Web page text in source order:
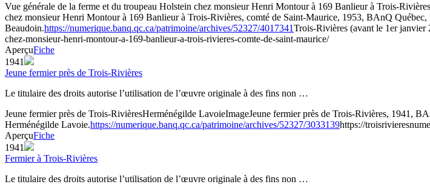
Vue générale de la ferme et du troupeau Holstein chez monsieur Henri Montour à 169 Banlieur à Trois-
chez monsieur Henri Montour à 169 Banlieur à Trois-Rivières, comté de Saint-Maurice, 1953, BAnQ
Beaudoin.https://numerique.banq.qc.ca/patrimoine/archives/52327/4017341Trois-Rivières (avant le 1er janvier
chez-monsieur-henri-montour-a-169-banlieur-a-trois-rivieres-comte-de-saint-maurice/
AperçuFiche
1941
Jeune fermier près de Trois-Rivières
Le titulaire des droits autorise l’utilisation de l’œuvre originale à des fins non …
Jeune fermier près de Trois-RivièresHerménégilde LavoieImageJeune fermier près de Trois-Rivières, 1941,
Herménégilde Lavoie.https://numerique.banq.qc.ca/patrimoine/archives/52327/3033139https://
AperçuFiche
1941
Fermier à Trois-Rivières
Le titulaire des droits autorise l’utilisation de l’œuvre originale à des fins non …